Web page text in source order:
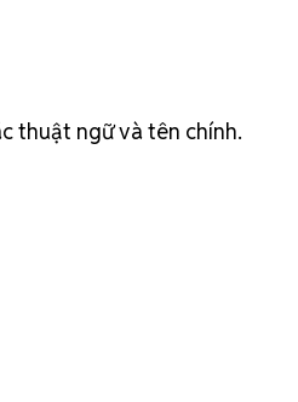
thuật ngữ và tên chính.